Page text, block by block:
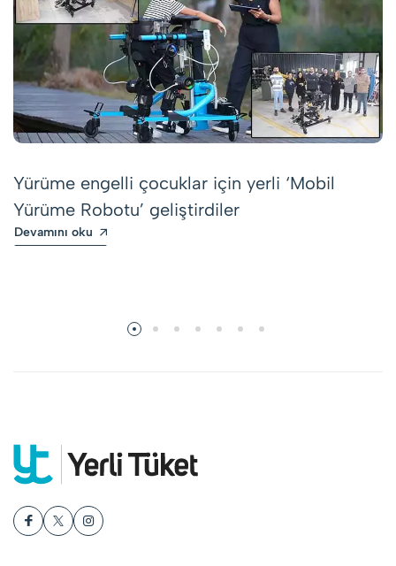
Yürüme engelli çocuklar için yerli ‘Mobil
Yürüme Robotu’ geliştirdiler
Devamını oku